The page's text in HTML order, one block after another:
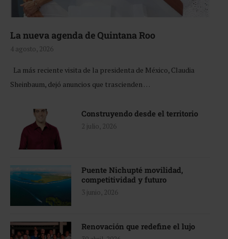
La nueva agenda de Quintana Roo
4 agosto, 2026
La más reciente visita de la presidenta de México, Claudia
Sheinbaum, dejó anuncios que trascienden …
Construyendo desde el territorio
2 julio, 2026
Puente Nichupté movilidad,
competitividad y futuro
3 junio, 2026
Renovación que redefine el lujo